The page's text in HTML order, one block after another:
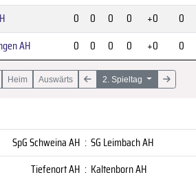
0 0 0 0 +0
0
AH
0 0 0 0 +0 0
Heim Auswärts 2. Spieltag
SpG Schweina AH : SG Leimbach AH
Tiefenort AH : Kaltenborn AH